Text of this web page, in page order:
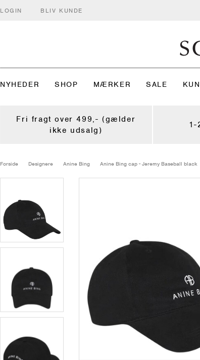
LOGIN BLIV KUNDE
NYHEDER SHOP MÆRKER SALE
Fri fragt over 499,- (gælder
ikke udsalg)
1-
Forside Designere Anine Bing Anine Bing cap - Jeremy Baseball black